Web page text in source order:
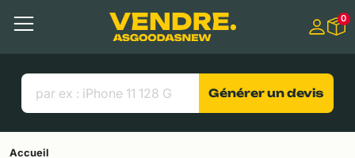
Contenu principal
Menu
Liens utiles
0
Générer un devis
Accueil